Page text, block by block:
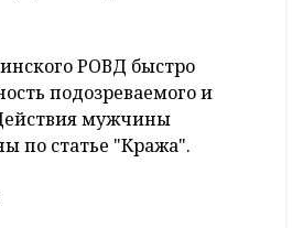
РОВД быстро
подозреваемого и
мужчины
по статье "Кража".